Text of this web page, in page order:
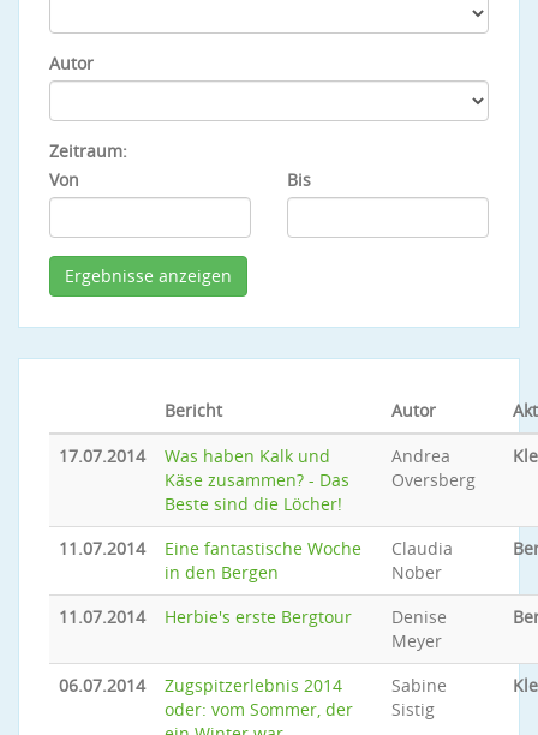
Autor
Zeitraum:
Von
Bis
Bericht Autor
17.07.2014
Was haben Kalk und
Käse zusammen? - Das
Beste sind die Löcher!
Andrea
Oversberg
11.07.2014
Eine fantastische Woche
in den Bergen
Claudia
Nober
11.07.2014 Herbie's erste Bergtour
Denise
Meyer
06.07.2014
Zugspitzerlebnis 2014
oder: vom Sommer, der
Sabine
Sistig